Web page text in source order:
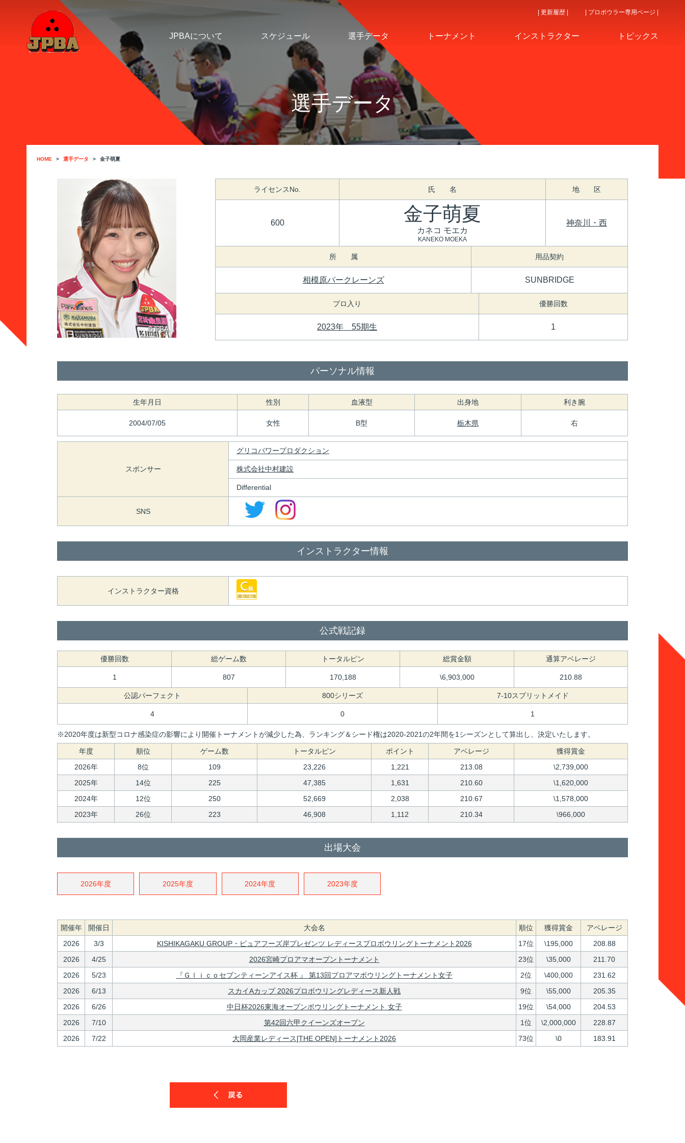
JPBAについて スケジュール 選手データ トーナメント インストラクター トピックス
| 更新履歴 | | プロボウラー専用ページ |
選手データ
HOME 選手データ 金子萌夏
ライセンスNo. 氏 名 地 区
600 金子萌夏
カネコ モエカ
KANEKO MOEKA
神奈川・西
所 属 用品契約
相模原パークレーンズ SUNBRIDGE
プロ入り 優勝回数
2023年 55期生 1
パーソナル情報
生年月日 性別 血液型 出身地 利き腕
2004/07/05 女性 B型 栃木県 右
スポンサー
グリコパワープロダクション
株式会社中村建設
Differential
SNS
インストラクター情報
インストラクター資格
公式戦記録
優勝回数 総ゲーム数 トータルピン 総賞金額 通算アベレージ
1 807 170,188 \6,903,000 210.88
公認パーフェクト 800シリーズ 7-10スプリットメイド
4 0 1
※2020年度は新型コロナ感染症の影響により開催トーナメントが減少した為、ランキング＆シード権は2020-2021の2年間を1シーズンとして算出し、決定いたします。
年度 順位 ゲーム数 トータルピン ポイント アベレージ
獲得賞金
2026年
8位 109 23,226 1,221 213.08
\2,739,000
2025年
14位 225 47,385 1,631 210.60
\1,620,000
2024年
12位 250 52,669 2,038 210.67
\1,578,000
2023年
26位 223 46,908 1,112 210.34 \966,000
出場大会
2026年度 2025年度 2024年度 2023年度
開催年 開催日 大会名 順位 獲得賞金
アベレージ
2026
3/3 KISHIKAGAKU GROUP・ピュアフーズ岸プレゼンツ レディースプロボウリングトーナメント2026 17位 \195,000
208.88
2026
4/25 2026宮崎プロアマオープントーナメント 23位 \35,000
211.70
2026
5/23 『Ｇｌｉｃｏセブンティーンアイス杯 』 第13回プロアマボウリングトーナメント女子 2位 \400,000
231.62
2026
6/13 スカイAカップ 2026プロボウリングレディース新人戦 9位 \55,000
205.35
2026
6/26 中日杯2026東海オープンボウリングトーナメント 女子 19位 \54,000
204.53
2026
7/10 第42回六甲クイーンズオープン 1位 \2,000,000
228.87
2026
7/22 大岡産業レディース[THE OPEN]トーナメント2026 73位 \0 183.91